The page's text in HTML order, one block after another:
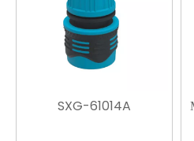
SXG-61014A